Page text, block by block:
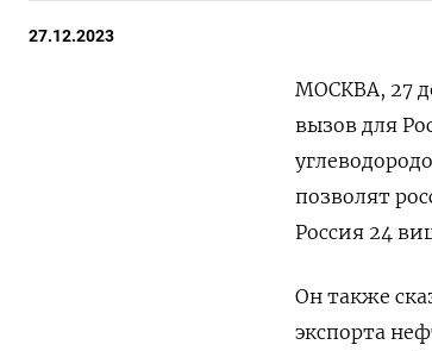
27.12.2023
МОСКВА, 27
вызов для
позволят
Россия 24
Он также
экспорта